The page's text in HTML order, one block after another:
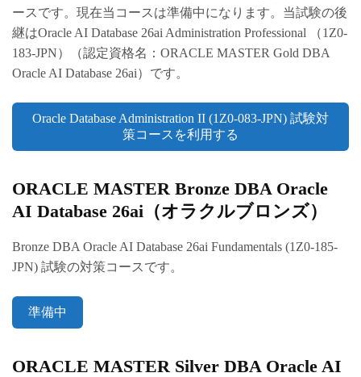
ースです。現在当コースは準備中になります。当試験の後
継はOracle AI Database 26ai Administration Professional （1Z0-
183-JPN）（認定資格名：ORACLE MASTER Gold DBA
Oracle AI Database 26ai）です。
Oracle Database Administration II (1Z0-083-JPN) 試験対
策コースを利用する
ORACLE MASTER Bronze DBA Oracle
AI Database 26ai（オラクルブロンズ）
Bronze DBA Oracle AI Database 26ai Fundamentals (1Z0-185-
JPN) 試験の対策コースです。
準備中
ORACLE MASTER Silver DBA Oracle AI